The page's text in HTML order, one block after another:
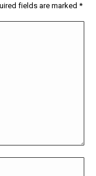
fields are marked *